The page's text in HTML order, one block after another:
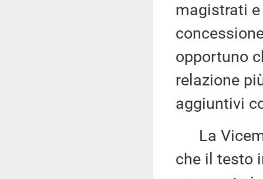
magistrati
opportuno
relazione
aggiuntivi
La
che il testo